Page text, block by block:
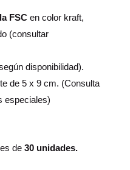
FSC en color kraft,
(consultar
disponibilidad).
de 5 x 9 cm. (Consulta
especiales)
de 30 unidades.